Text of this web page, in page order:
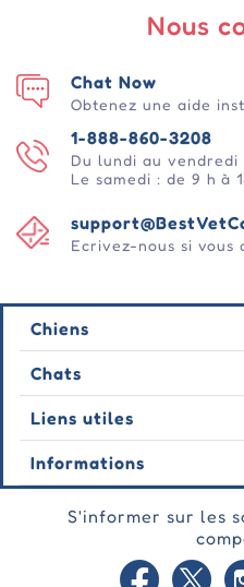
Nous
1-888-860-3208
Du lundi au vendredi
Le samedi : de 9 h à
Ecrivez-nous si vous
Chat Now
Obtenez une aide
Chiens
Puces et tiques
Vermifuges
Vers
Comportementale
Soins des plaies
Soins de la peau
Chats
Puces et tiques
Vermifuges
Vers
Comportementale
Soins des plaies
Soins des articulations
Soins de la peau
Liens utiles
Nous contacter
Dernières offres
Témoignage
Commandes d'automobiles
Informations
Politique de
S'informer sur les